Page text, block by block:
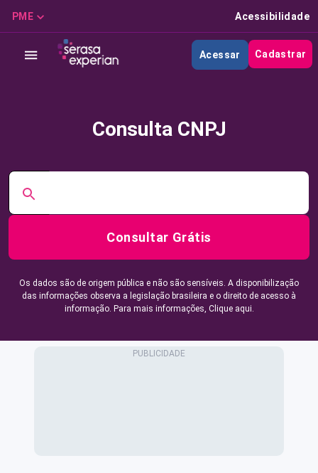
PME Acessibilidade
Acessar Cadastrar
Consulta CNPJ
Consultar Grátis
Os dados são de origem pública e não são sensíveis. A disponibilização
das informações observa a legislação brasileira e o direito de acesso à
informação. Para mais informações, Clique aqui.